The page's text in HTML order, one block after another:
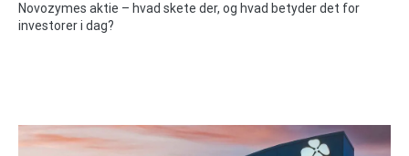
Novozymes aktie – hvad skete der, og hvad betyder det for
investorer i dag?